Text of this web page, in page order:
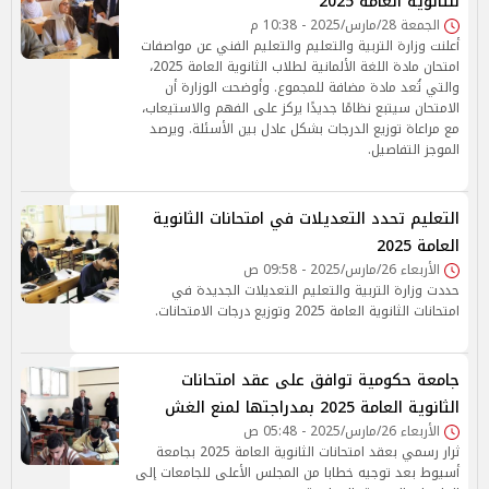
الجمعة 28/مارس/2025 - 10:38 م
أعلنت وزارة التربية والتعليم والتعليم الفني عن مواصفات
امتحان مادة اللغة الألمانية لطلاب الثانوية العامة 2025،
والتي تُعد مادة مضافة للمجموع. وأوضحت الوزارة أن
الامتحان سيتبع نظامًا جديدًا يركز على الفهم والاستيعاب،
مع مراعاة توزيع الدرجات بشكل عادل بين الأسئلة. ويرصد
الموجز التفاصيل.
التعليم تحدد التعديلات في امتحانات الثانوية
العامة 2025
الأربعاء 26/مارس/2025 - 09:58 ص
حددت وزارة التربية والتعليم التعديلات الجديدة في
امتحانات الثانوية العامة 2025 وتوزيع درجات الامتحانات.
جامعة حكومية توافق على عقد امتحانات
الثانوية العامة 2025 بمدراجتها لمنع الغش
الأربعاء 26/مارس/2025 - 05:48 ص
ثرار رسمي بعقد امتحانات الثانوية العامة 2025 بجامعة
أسيوط بعد توجيه خطابا من المجلس الأعلى للجامعات إلى